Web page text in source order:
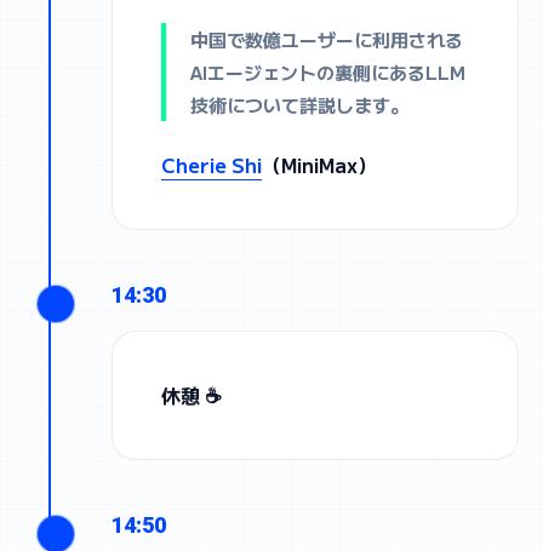
中国で数億ユーザーに利用される
AIエージェントの裏側にあるLLM
技術について詳説します。
Cherie Shi （MiniMax）
14:30
休憩 ☕
14:50